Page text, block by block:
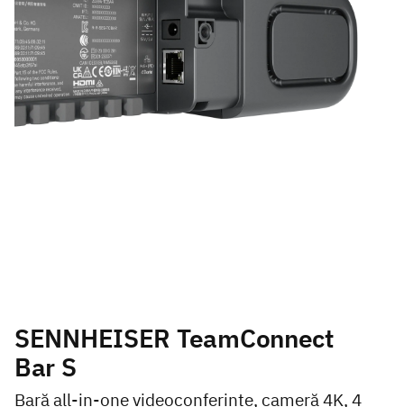
SENNHEISER TeamConnect
Bar S
Bară all-in-one videoconferințe, cameră 4K, 4